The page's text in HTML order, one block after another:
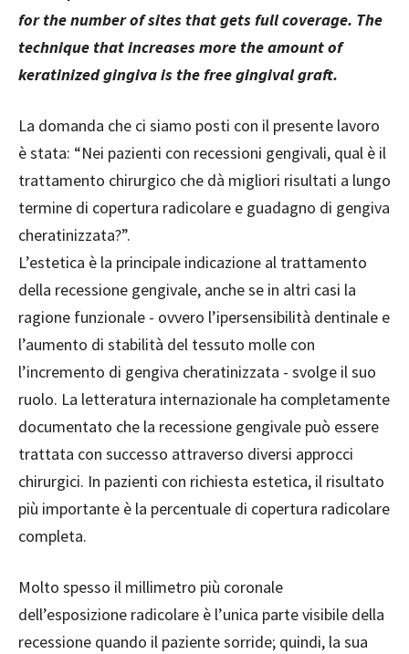
for the number of sites that gets full coverage. The
technique that increases more the amount of
keratinized gingiva is the free gingival graft.
La domanda che ci siamo posti con il presente lavoro
è stata: “Nei pazienti con recessioni gengivali, qual è il
trattamento chirurgico che dà migliori risultati a lungo
termine di copertura radicolare e guadagno di gengiva
cheratinizzata?”.
L’estetica è la principale indicazione al trattamento
della recessione gengivale, anche se in altri casi la
ragione funzionale - ovvero l’ipersensibilità dentinale e
l’aumento di stabilità del tessuto molle con
l’incremento di gengiva cheratinizzata - svolge il suo
ruolo. La letteratura internazionale ha completamente
documentato che la recessione gengivale può essere
trattata con successo attraverso diversi approcci
chirurgici. In pazienti con richiesta estetica, il risultato
più importante è la percentuale di copertura radicolare
completa.
Molto spesso il millimetro più coronale
dell’esposizione radicolare è l’unica parte visibile della
recessione quando il paziente sorride; quindi, la sua